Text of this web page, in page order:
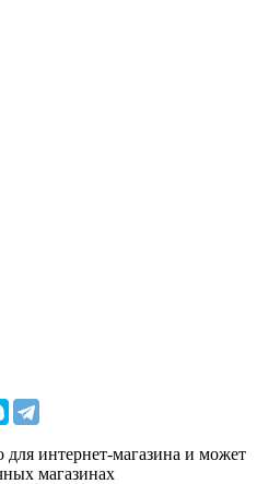
для интернет-магазина и может
магазинах